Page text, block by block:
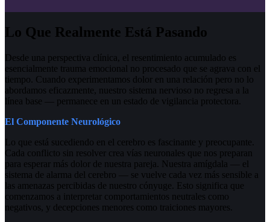
Lo Que Realmente Está Pasando
Desde una perspectiva clínica, el resentimiento acumulado es
esencialmente trauma emocional no procesado que se agrava con el
tiempo. Cuando experimentamos dolor en una relación pero no lo
abordamos eficazmente, nuestro sistema nervioso no regresa a la
línea base — permanece en un estado de vigilancia protectora.
El Componente Neurológico
Lo que está sucediendo en el cerebro es fascinante y preocupante.
Cada conflicto sin resolver crea vías neuronales que nos preparan
para esperar más dolor de nuestra pareja. Nuestra amígdala — el
sistema de alarma del cerebro — se vuelve cada vez más sensible a
las amenazas percibidas de nuestro cónyuge. Esto significa que
comenzamos a interpretar comportamientos neutrales como
negativos, y decepciones menores como traiciones mayores.